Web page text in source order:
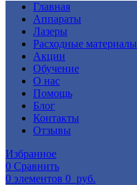
Главная
Аппараты
Лазеры
Расходные материалы
Акции
Обучение
О нас
Помощь
Блог
Контакты
Отзывы
Избранное
0 Сравнить
0 элементов 0 руб.